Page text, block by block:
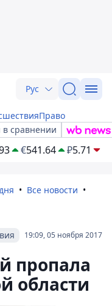
Рус
Право
в сравнении
€541.64 ₽5.71
Все новости
19:09, 05 ноября 2017
пропала
области